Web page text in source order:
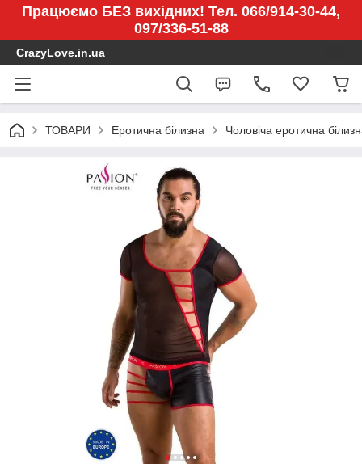
Працюємо БЕЗ вихідних! Тел. 066/914-30-44,
097/336-51-88
CrazyLove.in.ua
ТОВАРИ Еротична білизна Чоловіча еротична